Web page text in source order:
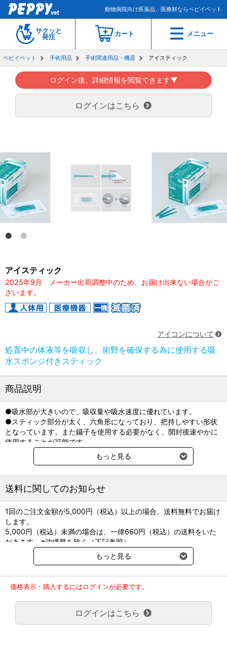
動物病院向け医薬品、医療材ならペピイベット
サクッと
発注
カート メニュー
ペピイベット 手術用品 手術関連用品・機器 アイスティック
ログイン後、詳細情報を閲覧できます▼
ログインはこちら
アイスティック
2025年9月 メーカー出荷調整中のため、お届け出来ない場合がご
ざいます。
アイコンについて
処置中の体液等を吸収し、術野を確保する為に使用する吸
水スポンジ付きスティック
商品説明
●吸水部が大きいので、吸収量や吸水速度に優れています。
●スティック部分が太く、六角形になっており、把持しやすい形状
となっています。また鑷子を使用する必要がなく、開封後速やかに
使用することが可能です。
【サイズ】
吸水部：約8mm×16mm
全 長：約幅85mm
重 量：172g
入 数：5本／袋×20袋
【素 材】
スティック部：ポリプロピレン
製造販売元：ハクゾウメディカル
もっと見る
送料に関してのお知らせ
1回のご注文金額が5,000円（税込）以上の場合、送料無料でお届け
します。
5,000円（税込）未満の場合は、一律660円（税込）の送料をいた
だきます。※沖縄県を除く（下記参照）
※2017年11月14日（火）より沖縄県へのお届けにつきましては、1
回のご注文金額（税込）が、30,000円以上で配送無料となります。
ご了承のほどよろしくお願い致します。
弊社都合でお届けが２回以上に分かれる場合の送料負担は、１回分
のみで新たな送料は発生しません。
大型商品送料が必要な商品をご注文の場合は、大型商品送料のみご
負担頂きます。
もっと見る
価格表示・購入するにはログインが必要です。
ログインはこちら